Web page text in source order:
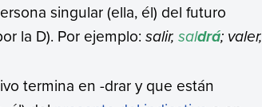
singular (ella, él) del futuro
la D). Por ejemplo:salir,saldrá; valer,
termina en -drar y que están